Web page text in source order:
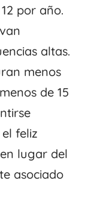
por año.
altas.
menos
de 15
feliz
lugar del
asociado